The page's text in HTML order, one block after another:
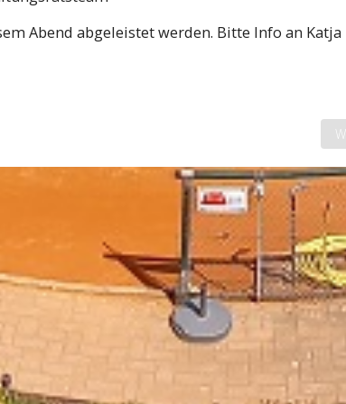
Abend abgeleistet werden. Bitte Info an Katja